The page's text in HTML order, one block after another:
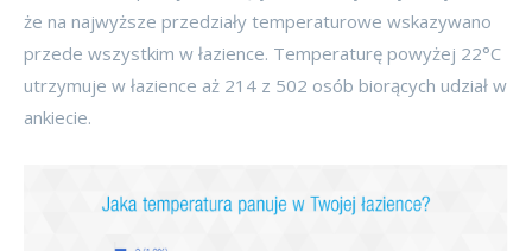
że na najwyższe przedziały temperaturowe wskazywano
przede wszystkim w łazience. Temperaturę powyżej 22°C
utrzymuje w łazience aż 214 z 502 osób biorących udział w
ankiecie.